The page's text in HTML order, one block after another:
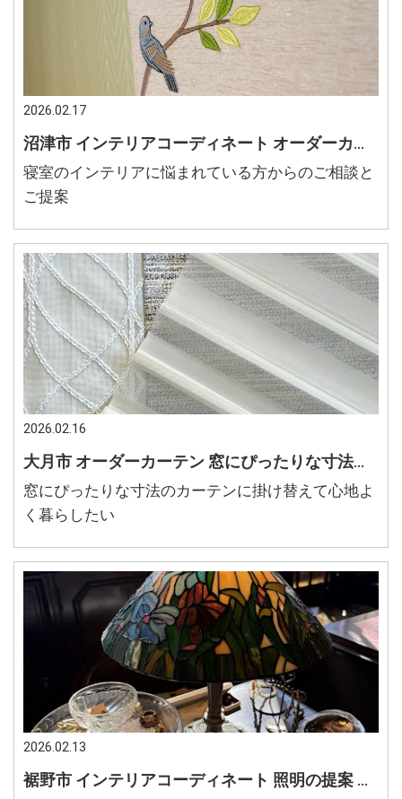
2026.02.17
沼津市 インテリアコーディネート オーダーカーテン ほっこりする寝室
寝室のインテリアに悩まれている方からのご相談と
ご提案
2026.02.16
大月市 オーダーカーテン 窓にぴったりな寸法のカーテン カーテンで心地よいリビングにしたい
窓にぴったりな寸法のカーテンに掛け替えて心地よ
く暮らしたい
2026.02.13
裾野市 インテリアコーディネート 照明の提案 ステンドグラス